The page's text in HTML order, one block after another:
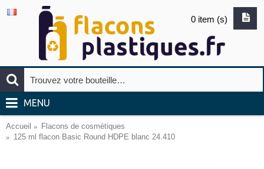
0 item (s)
MENU
Accueil
Flacons de cosmétiques
125 ml flacon Basic Round HDPE blanc 24.410